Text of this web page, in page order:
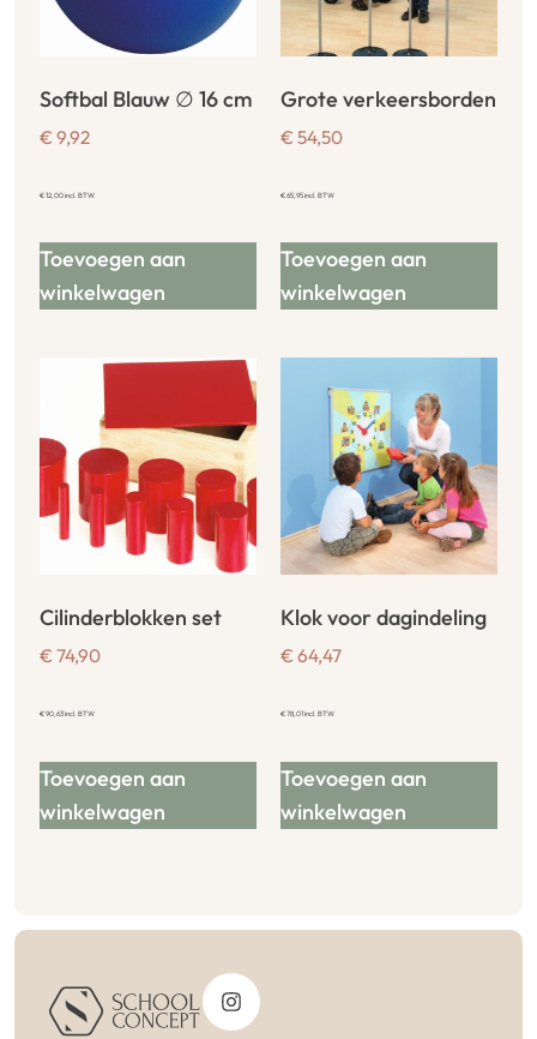
Softbal Blauw ∅ 16 cm
€ 9,92
€12,00incl. BTW
Toevoegen aan
winkelwagen
Grote verkeersborden
€ 54,50
€65,95incl. BTW
Toevoegen aan
winkelwagen
Cilinderblokken set
€ 74,90
€90,63incl. BTW
Toevoegen aan
winkelwagen
Klok voor dagindeling
€ 64,47
€78,01incl. BTW
Toevoegen aan
winkelwagen